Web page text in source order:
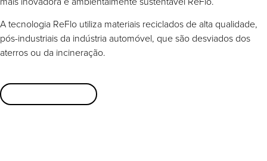
A tecnologia ReFlo utiliza materiais reciclados de alta qualidade,
pós-industriais da indústria automóvel, que são desviados dos
aterros ou da incineração.